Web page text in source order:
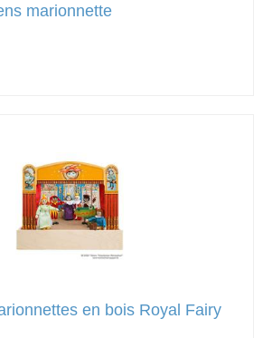
marionnette
en bois Royal Fairy